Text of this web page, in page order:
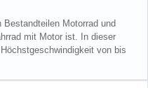
Motorrad und
mit Motor ist. In dieser
von bis